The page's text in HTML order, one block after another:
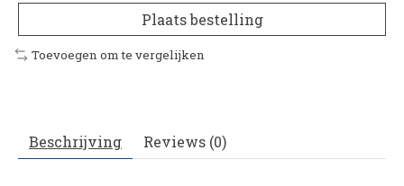
Plaats bestelling
Toevoegen om te vergelijken
Beschrijving Reviews (0)